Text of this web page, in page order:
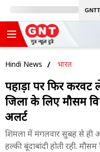
Hindi News भारत
पहाड़ों पर फिर करवट
जिलों के लिए मौसम
अलर्ट
शिमला में मंगलवार सुबह से ही
हल्की बूंदाबांदी होती रही.